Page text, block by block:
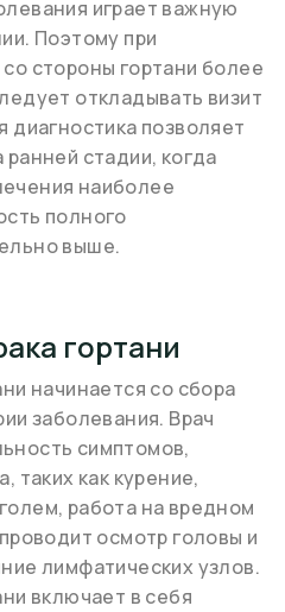
играет важную
Поэтому при
стороны гортани более
откладывать визит
диагностика позволяет
стадии, когда
наиболее
полного
выше.
гортани
начинается со сбора
заболевания. Врач
симптомов,
таких как курение,
работа на вредном
осмотр головы и
лимфатических узлов.
включает в себя